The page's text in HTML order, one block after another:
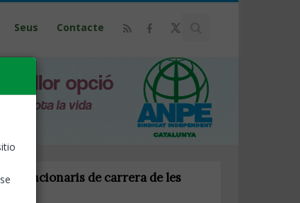
Seus Contacte
funcionaris de carrera de les